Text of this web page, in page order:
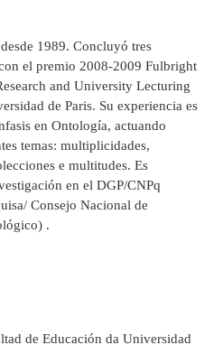
1989. Concluyó tres
el premio 2008-2009 Fulbright
and University Lecturing
de Paris. Su experiencia es
en Ontología, actuando
temas: multiplicidades,
e multitudes. Es
en el DGP/CNPq
Consejo Nacional de
.
de Educación da Universidad